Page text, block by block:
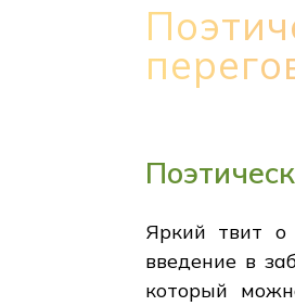
Яркий твит о
введение в
который